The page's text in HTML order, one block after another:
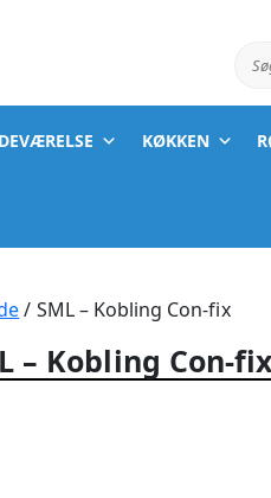
KØKKEN
/ SML – Kobling Con-fix
– Kobling Con-fix